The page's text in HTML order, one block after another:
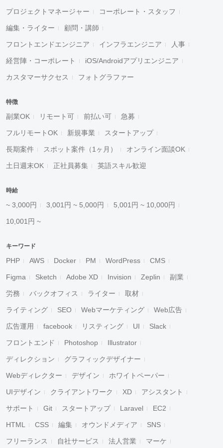
プロジェクトマネージャー コーポレート・スタッフ
編集・ライター 顧問・講師
フロントエンドエンジニア インフラエンジニア 人事
経営陣・コーポレート iOS/Androidアプリエンジニア
カスタマーサクセス フォトグラファー
特徴
副業OK リモート可 前払い可 急募
フルリモートOK 新規事業 スタートアップ
長期案件 スポット案件（1ヶ月） オンライン面談OK
土日週末OK 正社員募集 英語スキル歓迎
時給
~ 3,000円 3,001円 ~ 5,000円 5,001円 ~ 10,000円
10,001円 ~
キーワード
PHP AWS Docker PM WordPress CMS
Figma Sketch Adobe XD Invision Zeplin 副業
労務 バックオフィス ライター 取材
ライティング SEO Webマーケティング Web広告
広告運用 facebook リスティング UI Slack
フロントエンド Photoshop Illustrator
ディレクション グラフィックデザイナー
Webディレクター デザイン ホワイトペーパー
UIデザイン クライアントワーク XD アシスタント
サポート Git スタートアップ Laravel EC2
HTML CSS 編集 オウンドメディア SNS
フリーランス 自社サービス 法人営業 マーケ